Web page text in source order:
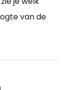
van de